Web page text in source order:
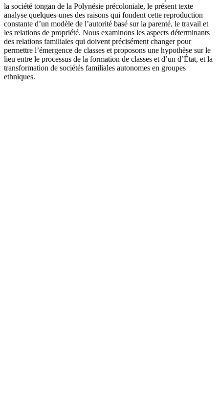
la société tongan de la Polynésie précoloniale, le présent texte
analyse quelques-unes des raisons qui fondent cette reproduction
constante d’un modèle de l’autorité basé sur la parenté, le travail et
les relations de propriété. Nous examinons les aspects déterminants
des relations familiales qui doivent précisément changer pour
permettre l’émergence de classes et proposons une hypothèse sur le
lieu entre le processus de la formation de classes et d’un d’État, et la
transformation de sociétés familiales autonomes en groupes
ethniques.